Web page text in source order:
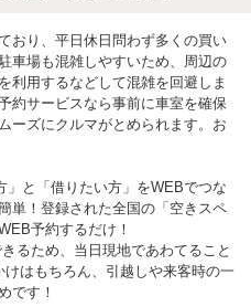
おり、平日休日問わず多くの買い
車場も混雑しやすいため、周辺の
利用するなどして混雑を回避しま
約サービスなら事前に車室を確保
ーズにクルマがとめられます。お
」と「借りたい方」をWEBでつな
単！登録された全国の「空きスペ
予約するだけ！
るため、当日現地であわてること
はもちろん、引越しや来客時の一
です！